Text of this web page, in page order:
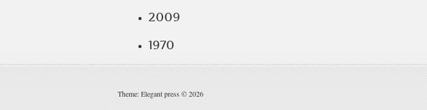
2009
1970
Theme: Elegant press © 2026